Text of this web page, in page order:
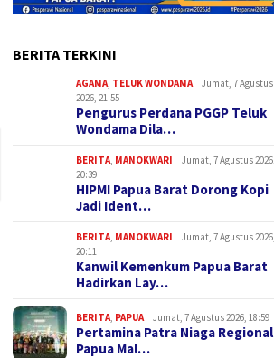
BERITA TERKINI
AGAMA TELUK WONDAMA
Jumat, 7 Agustus
2026, 21:55
Pengurus Perdana PGGP Teluk
Wondama Dila…
BERITA MANOKWARI
Jumat, 7 Agustus 2026,
20:39
HIPMI Papua Barat Dorong Kopi
Jadi Ident…
BERITA MANOKWARI
Jumat, 7 Agustus 2026,
20:11
Kanwil Kemenkum Papua Barat
Hadirkan Lay…
BERITA PAPUA Jumat, 7 Agustus 2026, 18:59
Pertamina Patra Niaga Regional
Papua Mal…